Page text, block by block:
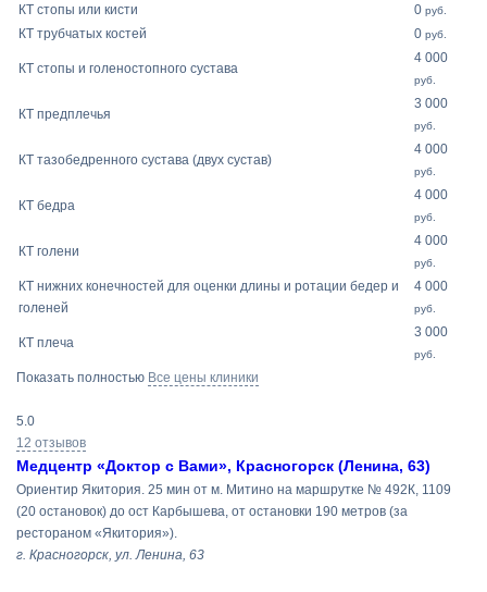
КТ стопы или кисти 0 руб.
КТ трубчатых костей 0 руб.
КТ стопы и голеностопного сустава
4 000
руб.
КТ предплечья
3 000
руб.
КТ тазобедренного сустава (двух сустав)
4 000
руб.
КТ бедра
4 000
руб.
КТ голени
4 000
руб.
КТ нижних конечностей для оценки длины и ротации бедер и
голеней
4 000
руб.
КТ плеча
3 000
руб.
Показать полностью Все цены клиники
5.0
12 отзывов
Медцентр «Доктор с Вами», Красногорск (Ленина, 63)
Ориентир Якитория. 25 мин от м. Митино на маршрутке № 492К, 1109
(20 остановок) до ост Карбышева, от остановки 190 метров (за
рестораном «Якитория»).
г. Красногорск, ул. Ленина, 63